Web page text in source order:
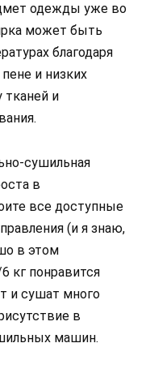
одежды уже во
может быть
благодаря
и низких
тканей и
сушильная
в
все доступные
(и я знаю,
в этом
кг понравится
и сушат много
в
машин.